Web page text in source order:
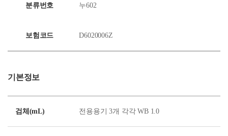
분류번호 누602
보험코드 D6020006Z
기본정보
검체(mL) 전용용기 3개 각각 WB 1.0